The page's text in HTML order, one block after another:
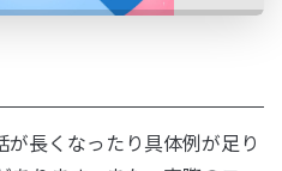
長くなったり具体例が足り